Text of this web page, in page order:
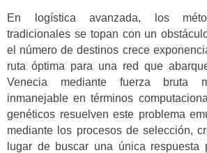
En logística avanzada, los
tradicionales se topan con un
el número de destinos crece
ruta óptima para una red que
Venecia mediante fuerza bruta
inmanejable en términos
genéticos resuelven este problema
mediante los procesos de selección,
lugar de buscar una única respuesta